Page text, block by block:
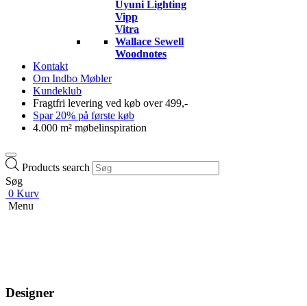
Uyuni Lighting
Vipp
Vitra
Wallace Sewell
Woodnotes
Kontakt
Om Indbo Møbler
Kundeklub
Fragtfri levering ved køb over 499,-
Spar 20% på første køb
4.000 m² møbelinspiration
Products search
Søg
0 Kurv
Menu
Designer